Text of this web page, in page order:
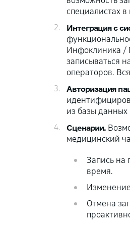
специалистах
Интеграция с
Инфоклиника /
записываться
операторов.
Авторизация
из базы
Сценарии.
медицинский
Запись на
время.
Отмена